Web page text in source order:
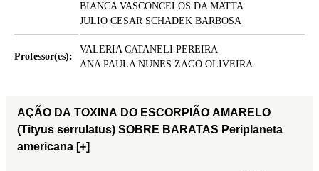
BIANCA VASCONCELOS DA MATTA
JULIO CESAR SCHADEK BARBOSA
Professor(es):
VALERIA CATANELI PEREIRA
ANA PAULA NUNES ZAGO OLIVEIRA
AÇÃO DA TOXINA DO ESCORPIÃO AMARELO
(Tityus serrulatus) SOBRE BARATAS Periplaneta
americana [+]